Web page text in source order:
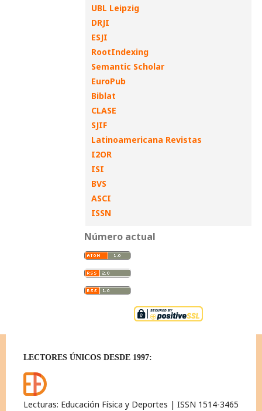
UBL Leipzig
DRJI
ESJI
RootIndexing
Semantic Scholar
EuroPub
Biblat
CLASE
SJIF
Latinoamericana Revistas
I2OR
ISI
BVS
ASCI
ISSN
Número actual
LECTORES ÚNICOS DESDE 1997:
Lecturas: Educación Física y Deportes | ISSN 1514-3465